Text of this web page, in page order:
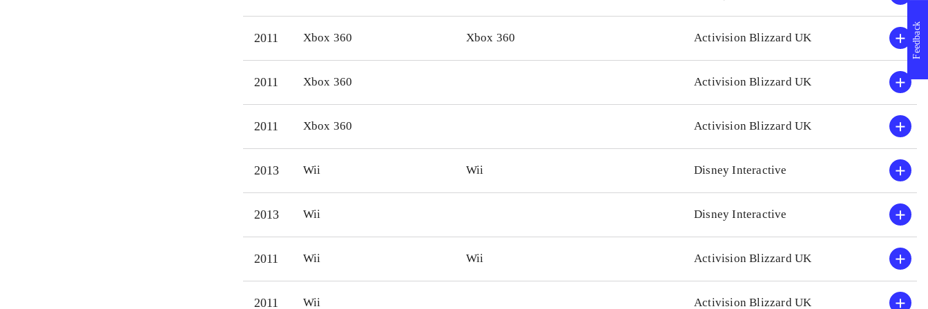
2011 Xbox 360 Xbox 360 Activision Blizzard UK
2011 Xbox 360 Activision Blizzard UK
2011 Xbox 360 Activision Blizzard UK
2013 Wii Wii Disney Interactive
2013 Wii Disney Interactive
2011 Wii Wii Activision Blizzard UK
2011 Wii Activision Blizzard UK
Feedback